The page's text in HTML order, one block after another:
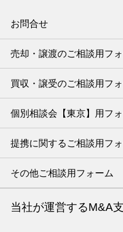
お問合せ
売却・譲渡のご相談用フ
買収・譲受のご相談用フ
個別相談会【東京】用フ
提携に関するご相談用フ
その他ご相談用フォーム
当社が運営するM&A